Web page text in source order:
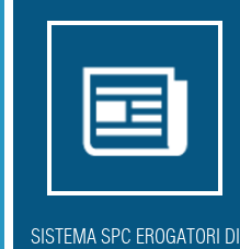
SISTEMA SPC EROGATORI DI